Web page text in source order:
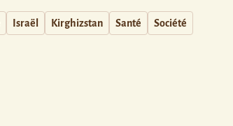
Israël Kirghizstan Santé Société